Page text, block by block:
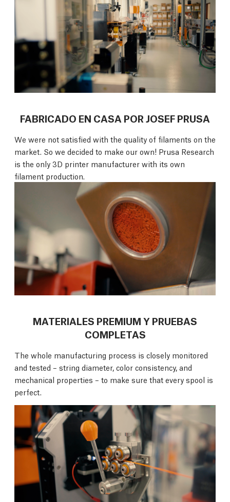
FABRICADO EN CASA POR JOSEF PRUSA
We were not satisfied with the quality of filaments on the
market. So we decided to make our own! Prusa Research
is the only 3D printer manufacturer with its own
filament production.
MATERIALES PREMIUM Y PRUEBAS
COMPLETAS
The whole manufacturing process is closely monitored
and tested – string diameter, color consistency, and
mechanical properties – to make sure that every spool is
perfect.